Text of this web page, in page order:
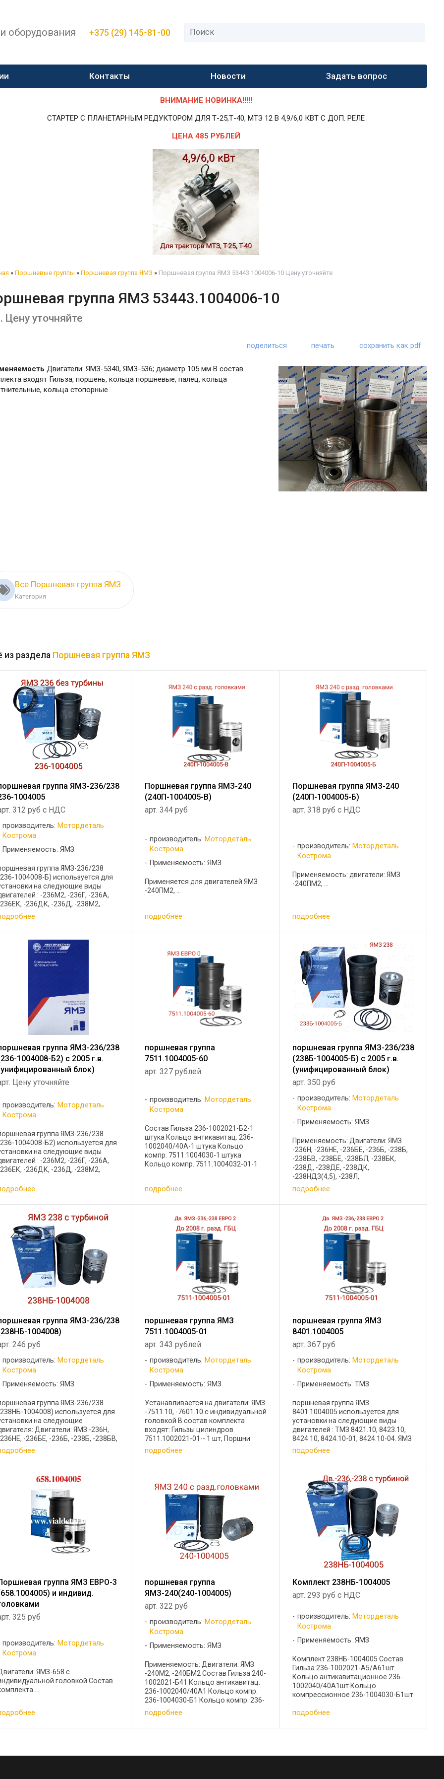
оборудования +375 (29) 145-81-00
Контакты Новости Задать вопрос
ВНИМАНИЕ НОВИНКА!!!!!
СТАРТЕР С ПЛАНЕТАРНЫМ РЕДУКТОРОМ ДЛЯ Т-25,Т-40, МТЗ 12 В 4,9/6,0 КВТ С ДОП. РЕЛЕ
ЦЕНА 485 РУБЛЕЙ
» Поршневые группы » Поршневая группа ЯМЗ » Поршневая группа ЯМЗ 53443.1004006-10 Цену уточняйте
группа ЯМЗ 53443.1004006-10
Цену уточняйте
поделиться печать сохранить как pdf
Двигатели: ЯМЗ-5340, ЯМЗ-536; диаметр 105 мм В состав
входят Гильза, поршень, кольца поршневые, палец, кольца
кольца стопорные
Все Поршневая группа ЯМЗ
Категория
из раздела Поршневая группа ЯМЗ
группа ЯМЗ-236/238
1004005
312 руб с НДС
производитель: Мотордеталь
Кострома
Применяемость: ЯМЗ
группа ЯМЗ-236/238
1004008-Б) используется для
на следующие виды
: -236М2, -236Г, -236А,
-236ДК, -236Д, -238М2,
-238БМ, -238ГМ2, -238ИМ2,
-238АК, -240БМ2-1 (с
головкой и их ...
Поршневая группа ЯМЗ-240
(240П-1004005-В)
арт. 344 руб
производитель: Мотордеталь
Кострома
Применяемость: ЯМЗ
Применяется для двигателей ЯМЗ
-240ПМ2, ...
подробнее
Поршневая группа ЯМЗ-240
(240П-1004005-Б)
арт. 318 руб с НДС
производитель: Мотордеталь
Кострома
Применяемость: двигатели: ЯМЗ
-240ПМ2, ...
подробнее
группа ЯМЗ-236/238
1004008-Б2) c 2005 г.в.
блок)
Цену уточняйте
производитель: Мотордеталь
Кострома
группа ЯМЗ-236/238
1004008-Б2) используется для
на следующие виды
: -236М2, -236Г, -236А,
-236ДК, -236Д, -238М2,
-238АК, -240БМ2-1 (с
поршневая группа
7511.1004005-60
арт. 327 рублей
производитель: Мотордеталь
Кострома
Состав Гильза 236-1002021-Б2-1
штука Кольцо антикавитац. 236-
1002040/40А-1 штука Кольцо
компр. 7511.1004030-1 штука
Кольцо компр. 7511.1004032-01-1
1002023-1 штука Кольцо уплотнит.
подробнее
поршневая группа ЯМЗ-236/238
(238Б-1004005-Б) c 2005 г.в.
(унифицированный блок)
арт. 350 руб
производитель: Мотордеталь
Кострома
Применяемость: ЯМЗ
Применяемость: Двигатели: ЯМЗ
-236Н, -236НЕ, -236БЕ, -236Б, -238Б,
-238БВ, -238БЕ, -238БЛ, -238БК,
-238Д, -238ДЕ, -238ДК,
-238НД3(4,5), -238Л,
-238Н(униф.блок) Гильзы цилиндров
236-1002021-Б2 . d=130,0 /+0,06/
L=270,0 /-1,0/ D1=160,0 /-0,16/ ...
подробнее
группа ЯМЗ-236/238
1004008)
246 руб
производитель: Мотордеталь
Кострома
Применяемость: ЯМЗ
группа ЯМЗ-236/238
1004008) используется для
на следующие
Двигатели: ЯМЗ -236Н,
-236БЕ, -236Б, -238Б, -238БВ,
-238БЛ, -238БК, -238Д,
-238ДК, -238НД3(4,5), -238Л,
Гильзы цилиндров ...
поршневая группа ЯМЗ
7511.1004005-01
арт. 343 рублей
производитель: Мотордеталь
Кострома
Применяемость: ЯМЗ
Устанавливается на двигатели: ЯМЗ
-7511.10, -7601.10 с индивидуальной
головкой В состав комплекта
входят: Гильзы цилиндров
7511.1002021-01-- 1 шт, Поршни
7511.1004015-01- 1 шт, Комплекты
поршневых колец 7511.1004002- 1
шт, Уплотнительные кольца ...
подробнее
поршневая группа ЯМЗ
8401.1004005
арт. 367 руб
производитель: Мотордеталь
Кострома
Применяемость: ТМЗ
поршневая группа ЯМЗ
8401.1004005 используется для
установки на следующие виды
двигателей : ТМЗ 8421.10, 8423.10,
8424.10, 8424.10-01, 8424.10-04. ЯМЗ
850 EURO-0, 8501 EURO-0, 8502
EURO-0, 8503 EURO-0, 8401.10 EURO-
1 Состав комплекта: Гильза ...
подробнее
группа ЯМЗ ЕВРО-3
и индивид.
325 руб
производитель: Мотордеталь
Кострома
ЯМЗ-658 c
головкой Состав
...
поршневая группа
ЯМЗ-240(240-1004005)
арт. 322 руб
производитель: Мотордеталь
Кострома
Применяемость: ЯМЗ
Применяемость: Двигатели: ЯМЗ
-240М2, -240БМ2 Состав Гильза 240-
1002021-Б41 Кольцо антикавитац.
236-1002040/40А1 Кольцо компр.
236-1004030-Б1 Кольцо компр. 236-
1004032-А32 Кольцо м/с 236-
10040341 Кольцо уплотнит. 236-
10020231 Кольцо уплотнит. ...
подробнее
Комплект 238НБ-1004005
арт. 293 руб с НДС
производитель: Мотордеталь
Кострома
Применяемость: ЯМЗ
Комплект 238НБ-1004005 Состав
Гильза 236-1002021-А5/А61шт
Кольцо антикавитационное 236-
1002040/40А1шт Кольцо
компрессионное 236-1004030-Б1шт
1004032-А32 шт Кольцо
Кольцо уплотнительное ...
подробнее